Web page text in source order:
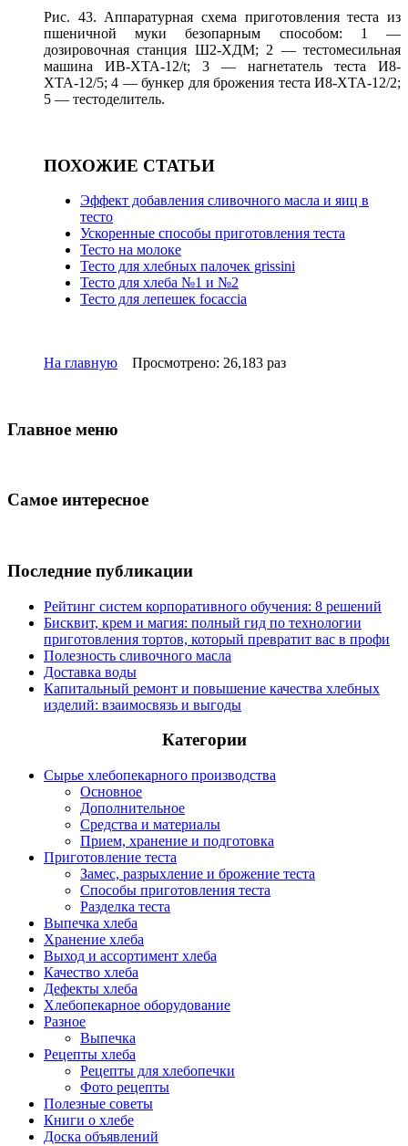
Рис. 43. Аппаратурная схема приготовления теста из
пшеничной муки безопарным способом: 1 —
дозировочная станция Ш2-ХДМ; 2 — тестомесильная
машина ИВ-ХТА-12/t; 3 — нагнетатель теста И8-
ХТА-12/5; 4 — бункер для брожения теста И8-ХТА-12/2;
5 — тестоделитель.
ПОХОЖИЕ СТАТЬИ
Эффект добавления сливочного масла и яиц в
тесто
Ускоренные способы приготовления теста
Тесто на молоке
Тесто для хлебных палочек grissini
Тесто для хлеба №1 и №2
Тесто для лепешек focaccia
На главную Просмотрено: 26,183 раз
Главное меню
Самое интересное
Последние публикации
Рейтинг систем корпоративного обучения: 8 решений
Бисквит, крем и магия: полный гид по технологии
приготовления тортов, который превратит вас в профи
Полезность сливочного масла
Доставка воды
Капитальный ремонт и повышение качества хлебных
изделий: взаимосвязь и выгоды
Категории
Сырье хлебопекарного производства
Основное
Дополнительное
Средства и материалы
Прием, хранение и подготовка
Приготовление теста
Замес, разрыхление и брожение теста
Способы приготовления теста
Разделка теста
Выпечка хлеба
Хранение хлеба
Выход и ассортимент хлеба
Качество хлеба
Дефекты хлеба
Хлебопекарное оборудование
Разное
Выпечка
Рецепты хлеба
Рецепты для хлебопечки
Фото рецепты
Полезные советы
Книги о хлебе
Доска объявлений